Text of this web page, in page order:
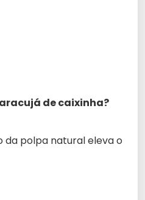
de caixinha?
da polpa natural eleva o